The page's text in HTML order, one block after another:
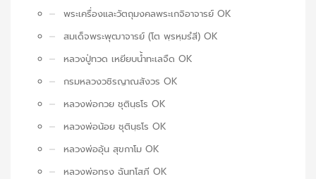
พระเครื่องและวัตถุมงคลพระเกจิอาจารย์ OK
สมเด็จพระพุฒาจารย์ (โต พฺรหฺมรํสี) OK
หลวงปู่ทวด เหยียบน้ำทะเลจืด OK
กรมหลวงวชิรญาณสังวร OK
หลวงพ่อกวย ชุตินฺธโร OK
หลวงพ่อน้อย ชุตินฺธโร OK
หลวงพ่ออุ้น สุขกาโม OK
หลวงพ่อทรง ฉันทโสภี OK